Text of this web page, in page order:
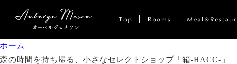
ホーム
森の時間を持ち帰る、小さなセレクトショップ「箱-HACO-」